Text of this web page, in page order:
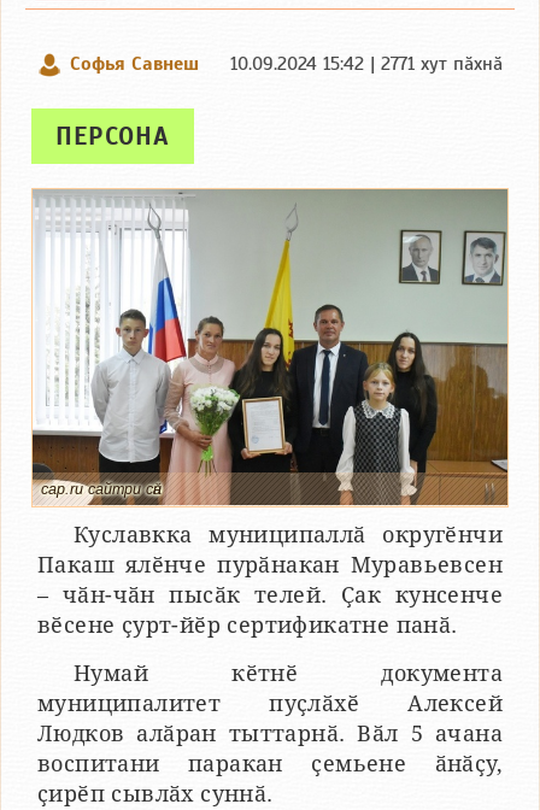
Софья Савнеш 10.09.2024 15:42 | 2771 хут пӑхнӑ
ПЕРСОНА
cap.ru сайтри сӑн
Куславкка муниципаллӑ округӗнчи
Пакаш ялӗнче пурӑнакан Муравьевсен
– чӑн-чӑн пысӑк телей. Ҫак кунсенче
вӗсене ҫурт-йӗр сертификатне панӑ.
Нумай кӗтнӗ документа
муниципалитет пуҫлӑхӗ Алексей
Людков алӑран тыттарнӑ. Вӑл 5 ачана
воспитани паракан ҫемьене ӑнӑҫу,
ҫирӗп сывлӑх суннӑ.